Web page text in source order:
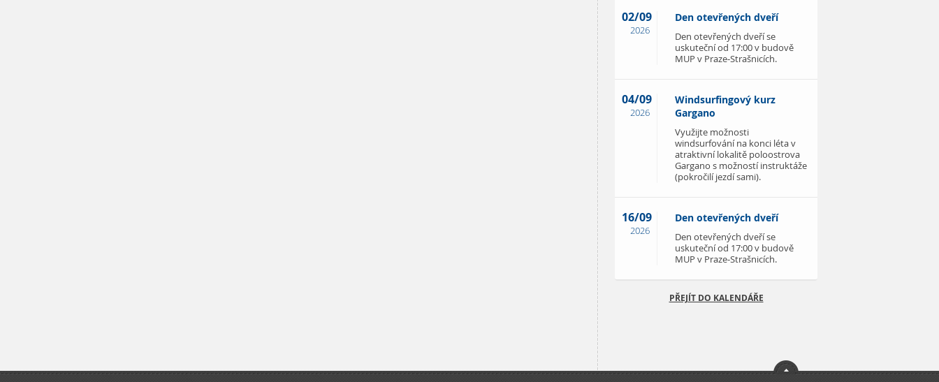
02/09
2026
Den otevřených dveří
Den otevřených dveří se
uskuteční od 17:00 v budově
MUP v Praze-Strašnicích.
04/09
2026
Windsurfingový kurz
Gargano
Využijte možnosti
windsurfování na konci léta v
atraktivní lokalitě poloostrova
Gargano s možností instruktáže
(pokročilí jezdí sami).
16/09
2026
Den otevřených dveří
Den otevřených dveří se
uskuteční od 17:00 v budově
MUP v Praze-Strašnicích.
PŘEJÍT DO KALENDÁŘE